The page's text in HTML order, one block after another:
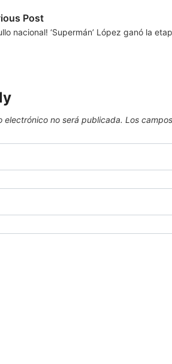
Post
nacional! ‘Supermán’ López ganó la
electrónico no será publicada. Los